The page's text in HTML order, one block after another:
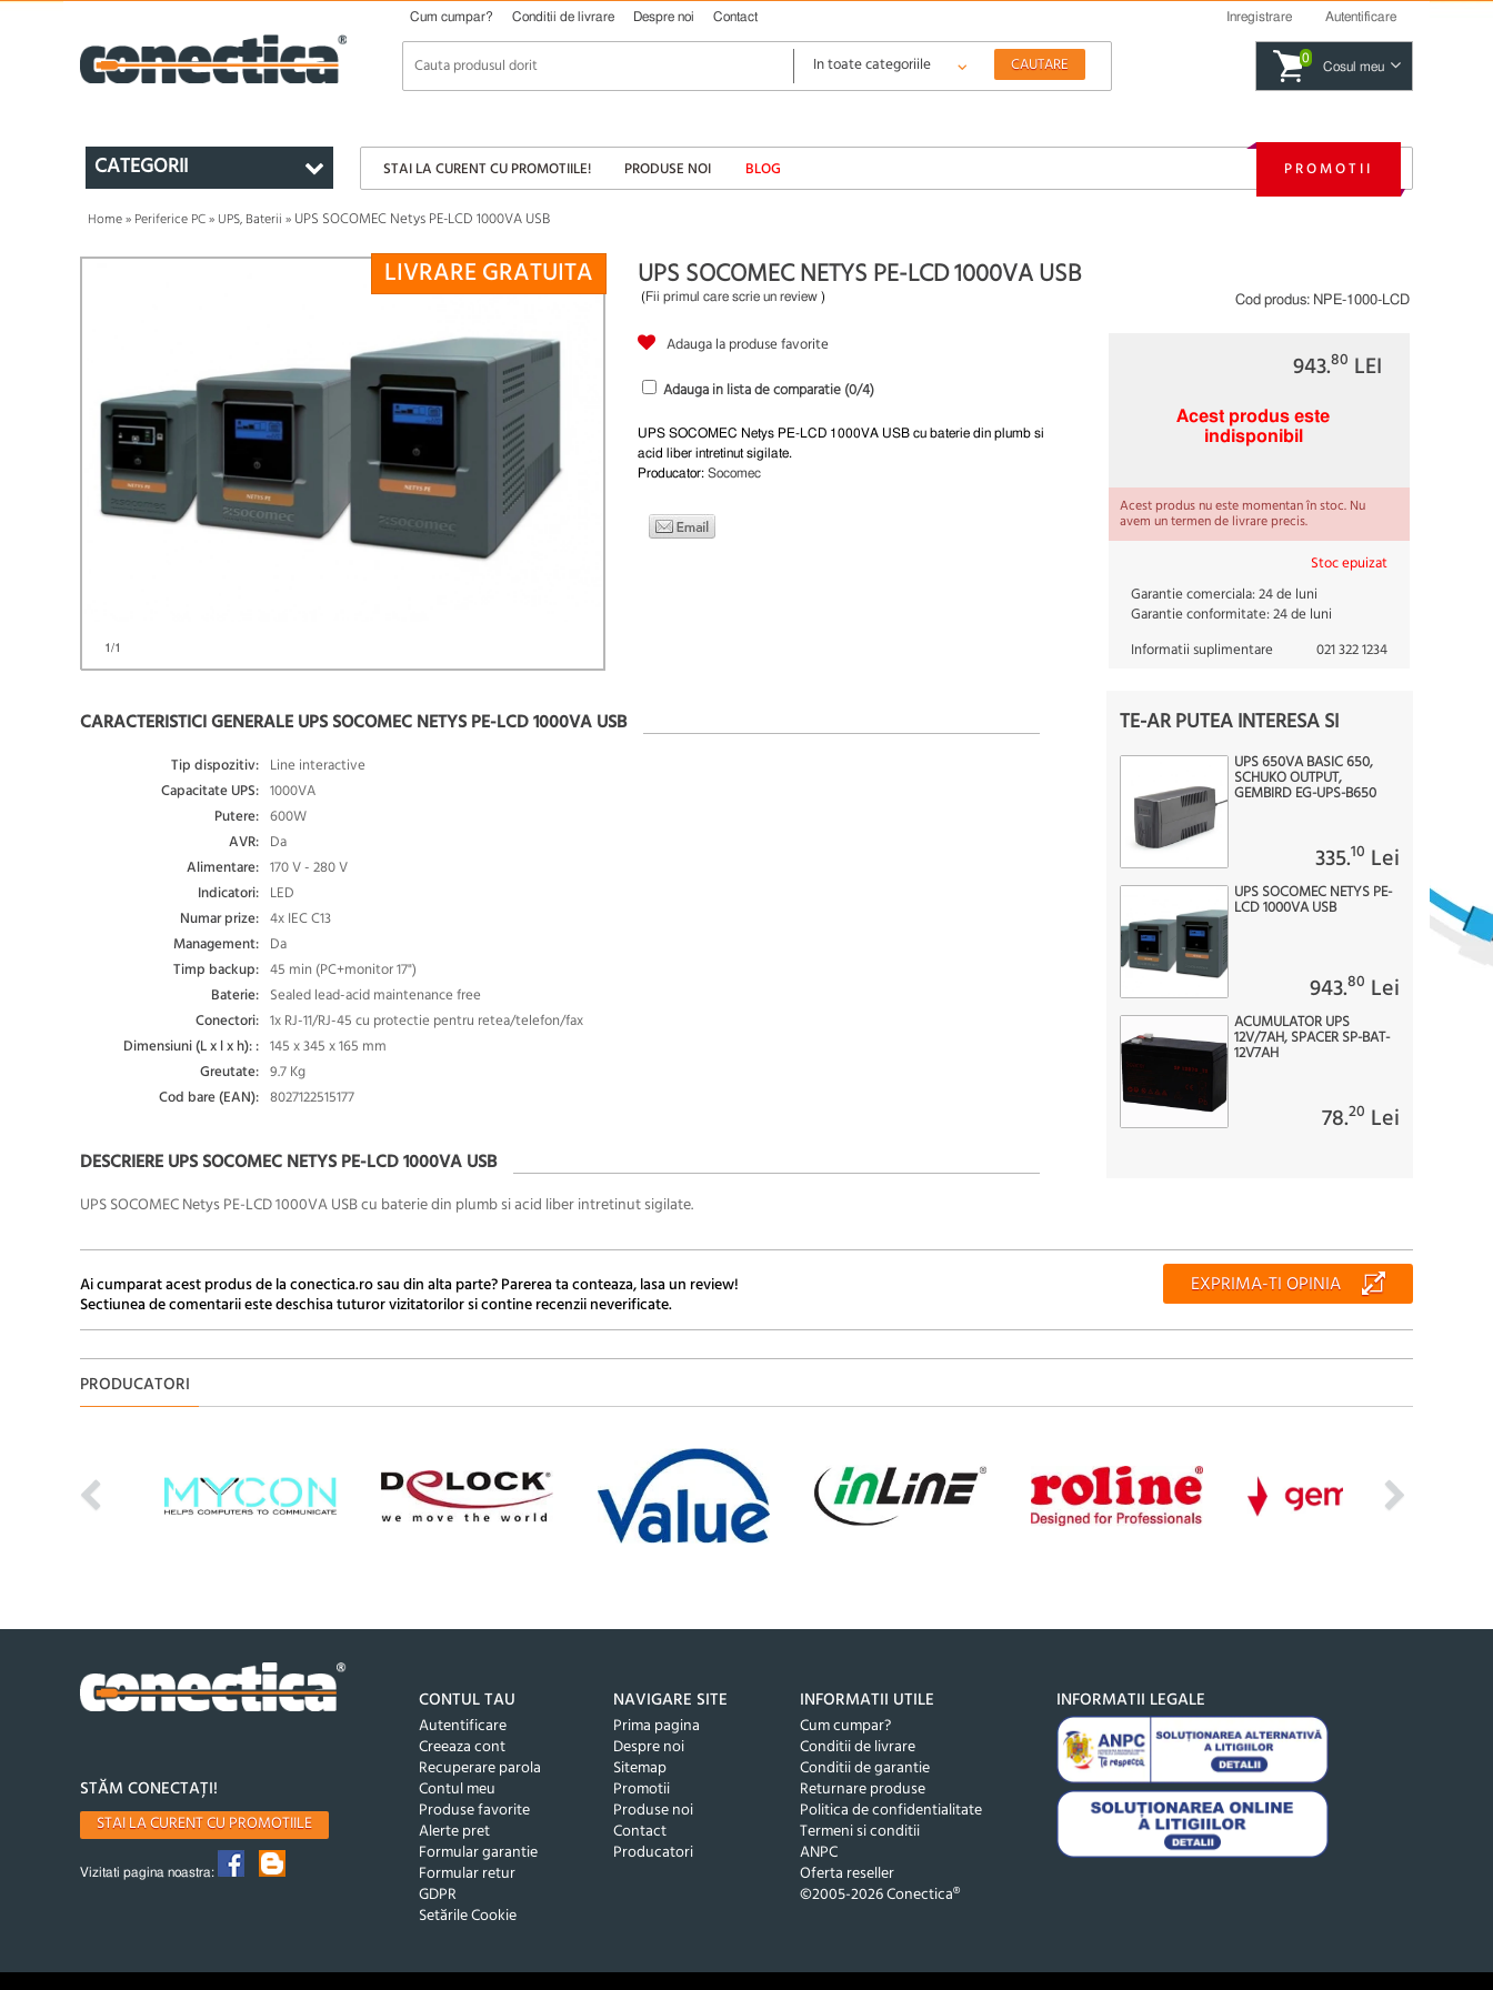
Cum cumpar? Conditii de livrare Despre noi Contact Inregistrare Autentificare
0
Cosul meu
CATEGORII STAI LA CURENT CU PROMOTIILE! PRODUSE NOI BLOG PROMOTII
Home» Periferice PC» UPS, Baterii » UPS SOCOMEC Netys PE-LCD 1000VA USB
1/1
LIVRARE GRATUITA UPS SOCOMEC NETYS PE-LCD 1000VA USB
(Fii primul care scrie un review ) Cod produs: NPE-1000-LCD
Adauga la produse favorite
Adauga in lista de comparatie (0/4)
UPS SOCOMEC Netys PE-LCD 1000VA USB cu baterie din plumb si
acid liber intretinut sigilate.
Producator: Socomec
943.80 LEI
Acest produs este
indisponibil
Acest produs nu este momentan în stoc. Nu
avem un termen de livrare precis.
Stoc epuizat
Garantie comerciala:24 de luni
Garantie conformitate:24 de luni
Informatii suplimentare
021 322 1234
CARACTERISTICI GENERALE UPS SOCOMEC NETYS PE-LCD 1000VA USB
Tip dispozitiv: Line interactive
Capacitate UPS: 1000VA
Putere: 600W
AVR: Da
Alimentare: 170 V - 280 V
Indicatori: LED
Numar prize: 4x IEC C13
Management: Da
Timp backup: 45 min (PC+monitor 17")
Baterie: Sealed lead-acid maintenance free
Conectori: 1x RJ-11/RJ-45 cu protectie pentru retea/telefon/fax
Dimensiuni (L x l x h): : 145 x 345 x 165 mm
Greutate: 9.7 Kg
Cod bare (EAN): 8027122515177
DESCRIERE UPS SOCOMEC NETYS PE-LCD 1000VA USB
UPS SOCOMEC Netys PE-LCD 1000VA USBcu baterie din plumb si acid liber intretinut sigilate.
TE-AR PUTEA INTERESA SI
UPS 650VA BASIC 650,
SCHUKO OUTPUT,
GEMBIRD EG-UPS-B650
335.10 Lei
UPS SOCOMEC NETYS PE-
LCD 1000VA USB
943.80 Lei
ACUMULATOR UPS
12V/7AH, SPACER SP-BAT-
12V7AH
78.20 Lei
Ai cumparat acest produs de la conectica.ro sau din alta parte? Parerea ta conteaza, lasa un review!
Sectiunea de comentarii este deschisa tuturor vizitatorilor si contine recenzii neverificate.
EXPRIMA-TI OPINIA
PRODUCATORI
STĂM CONECTAȚI!
STAI LA CURENT CU PROMOTIILE
Vizitati pagina noastra:
CONTUL TAU
Autentificare
Creeaza cont
Recuperare parola
Contul meu
Produse favorite
Alerte pret
Formular garantie
Formular retur
GDPR
Setările Cookie
NAVIGARE SITE
Prima pagina
Despre noi
Sitemap
Promotii
Produse noi
Contact
Producatori
INFORMATII UTILE
Cum cumpar?
Conditii de livrare
Conditii de garantie
Returnare produse
Politica de confidentialitate
Termeni si conditii
ANPC
Oferta reseller
©2005-2026 Conectica®
INFORMATII LEGALE